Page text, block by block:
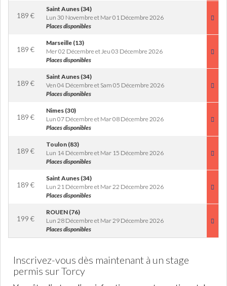
189 €
Saint Aunes (34)
Lun 30 Novembre et Mar 01 Décembre 2026
Places disponibles
189 €
Marseille (13)
Mer 02 Décembre et Jeu 03 Décembre 2026
Places disponibles
189 €
Saint Aunes (34)
Ven 04 Décembre et Sam 05 Décembre 2026
Places disponibles
189 €
Nimes (30)
Lun 07 Décembre et Mar 08 Décembre 2026
Places disponibles
189 €
Toulon (83)
Lun 14 Décembre et Mar 15 Décembre 2026
Places disponibles
189 €
Saint Aunes (34)
Lun 21 Décembre et Mar 22 Décembre 2026
Places disponibles
199 €
ROUEN (76)
Lun 28 Décembre et Mar 29 Décembre 2026
Places disponibles
Inscrivez-vous dès maintenant à un stage
permis sur Torcy